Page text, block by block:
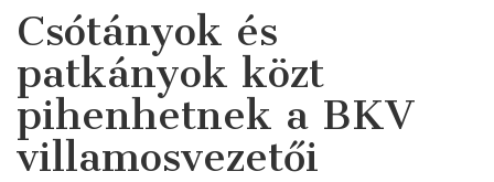
Csótányok és
patkányok közt
pihenhetnek a BKV
villamosvezetői